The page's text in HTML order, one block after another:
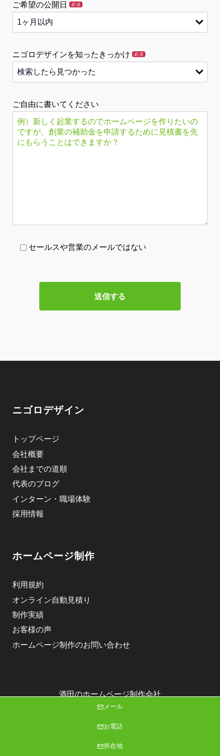
ご希望の公開日 必須
ニゴロデザインを知ったきっかけ 必須
ご自由に書いてください
セールスや営業のメールではない
ニゴロデザイン
トップページ
会社概要
会社までの道順
代表のブログ
インターン・職場体験
採用情報
ホームページ制作
利用規約
オンライン自動見積り
制作実績
お客様の声
ホームページ制作のお問い合わせ
酒田のホームページ制作会社
株式会社ニゴロデザイン
メール
お電話
所在地